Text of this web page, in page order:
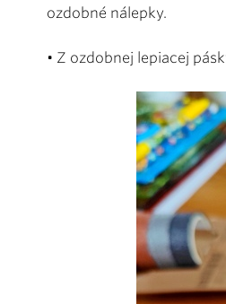
ozdobné nálepky.
• Z ozdobnej lepiacej